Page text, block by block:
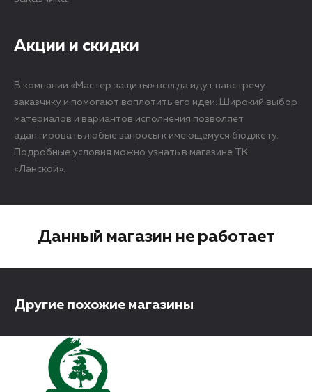
Акции и скидки
В компании «Мастер защиты» всегда идут навстречу
заказчику и помогают воплотить его идеи. Широкий выбор
материалов и вариантов исполнения позволяет
адаптировать любые запросы к имеющемуся бюджету.
Подробные условия можно узнать в магазине ТК
«Ланской».
Данный магазин не работает
Другие похожие магазины